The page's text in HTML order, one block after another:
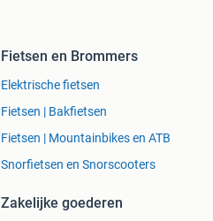
Fietsen en Brommers
Elektrische fietsen
Fietsen | Bakfietsen
Fietsen | Mountainbikes en ATB
Snorfietsen en Snorscooters
Zakelijke goederen